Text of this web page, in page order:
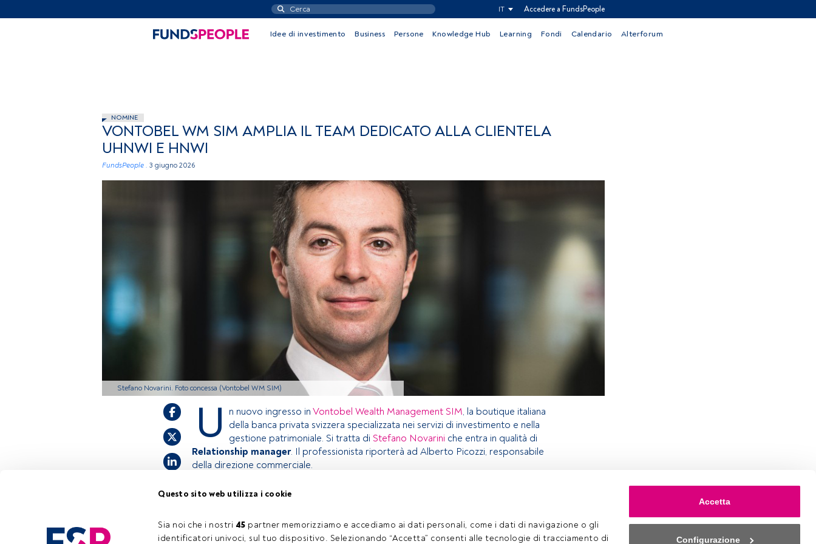
Questo sito web utilizza i cookie
Sia noi che i nostri 45 partner memorizziamo e accediamo ai dati personali, come i dati di navigazione o gli
identificatori univoci, sul tuo dispositivo. Selezionando “Accetta” consenti alle tecnologie di tracciamento di
Accetta
Configurazione
IT Accedere a FundsPeople
Idee di investimento Business Persone Knowledge Hub Learning Fondi Calendario Alterforum
NOMINE
VONTOBEL WM SIM AMPLIA IL TEAM DEDICATO ALLA CLIENTELA
UHNWI E HNWI
FundsPeople . 3 giugno 2026
Stefano Novarini. Foto concessa (Vontobel WM SIM)
U n nuovo ingresso in Vontobel Wealth Management SIM, la boutique italiana
della banca privata svizzera specializzata nei servizi di investimento e nella
gestione patrimoniale. Si tratta di Stefano Novarini che entra in qualità di
Relationship manager. Il professionista riporterà ad Alberto Picozzi, responsabile
della direzione commerciale.
accedi tramite il pulsante Login. Se non hai ancora un account, ti invitiamo a
registrarti per scoprire tutti i contenuti che FundsPeople ha da offrire.